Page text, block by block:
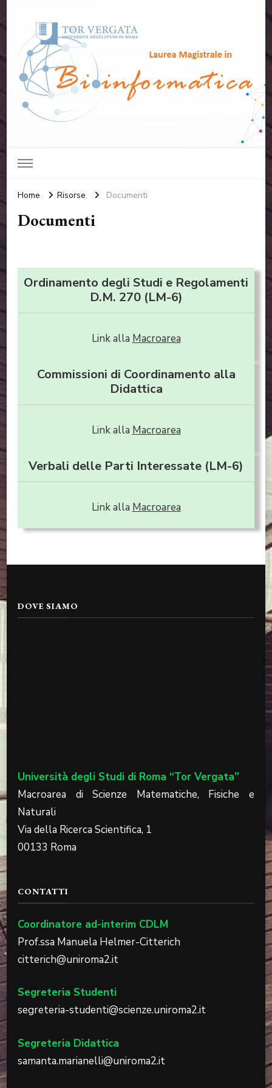
Laurea Magistrale in
Bioinformatica
Home Risorse Documenti
Documenti
Ordinamento degli Studi e Regolamenti
D.M. 270 (LM-6)
Link alla Macroarea
Commissioni di Coordinamento alla
Didattica
Link alla Macroarea
Verbali delle Parti Interessate (LM-6)
Link alla Macroarea
DOVE SIAMO
Università degli Studi di Roma “Tor Vergata”
Macroarea di Scienze Matematiche, Fisiche e
Naturali
Via della Ricerca Scientifica, 1
00133 Roma
CONTATTI
Coordinatore ad-interim CDLM
Prof.ssa Manuela Helmer-Citterich
citterich@uniroma2.it
Segreteria Studenti
segreteria-studenti@scienze.uniroma2.it
Segreteria Didattica
samanta.marianelli@uniroma2.it